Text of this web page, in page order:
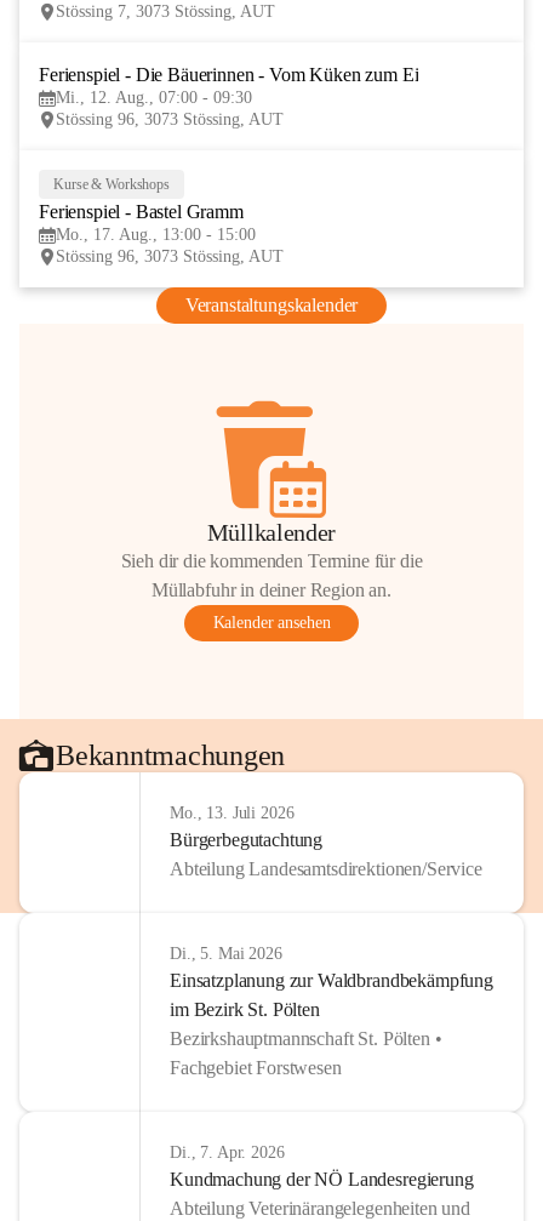
Stössing 7, 3073 Stössing, AUT
Ferienspiel - Die Bäuerinnen - Vom Küken zum Ei
Mi., 12. Aug., 07:00 - 09:30
Stössing 96, 3073 Stössing, AUT
Kurse & Workshops
Ferienspiel - Bastel Gramm
Mo., 17. Aug., 13:00 - 15:00
Stössing 96, 3073 Stössing, AUT
Veranstaltungskalender
Müllkalender
Sieh dir die kommenden Termine für die
Müllabfuhr in deiner Region an.
Kalender ansehen
Bekanntmachungen
Mo., 13. Juli 2026
Bürgerbegutachtung
Abteilung Landesamtsdirektionen/Service
Di., 5. Mai 2026
Einsatzplanung zur Waldbrandbekämpfung
im Bezirk St. Pölten
Bezirkshauptmannschaft St. Pölten •
Fachgebiet Forstwesen
Di., 7. Apr. 2026
Kundmachung der NÖ Landesregierung
Abteilung Veterinärangelegenheiten und